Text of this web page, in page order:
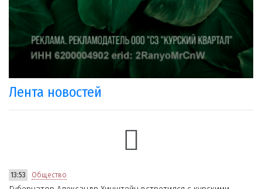
Лента новостей
13:53 Общество